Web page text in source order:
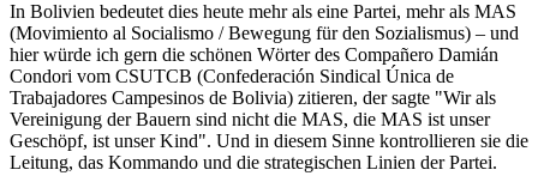
In Bolivien bedeutet dies heute mehr als eine Partei, mehr als MAS
(Movimiento al Socialismo / Bewegung für den Sozialismus) – und
hier würde ich gern die schönen Wörter des Compañero Damián
Condori vom CSUTCB (Confederación Sindical Única de
Trabajadores Campesinos de Bolivia) zitieren, der sagte "Wir als
Vereinigung der Bauern sind nicht die MAS, die MAS ist unser
Geschöpf, ist unser Kind". Und in diesem Sinne kontrollieren sie die
Leitung, das Kommando und die strategischen Linien der Partei.